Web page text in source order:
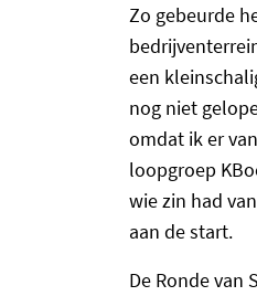
Zo gebeurde
een
nog niet
omdat ik er
loopgroep
wie zin had
aan de start.
De Ronde van